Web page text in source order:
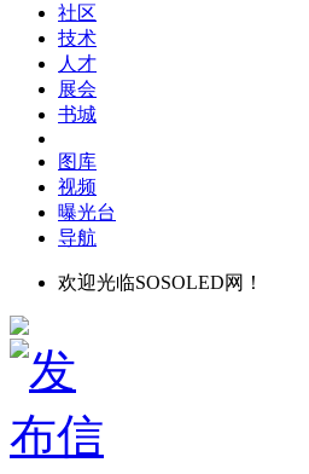
社区
技术
人才
展会
书城
图库
视频
曝光台
导航
欢迎光临SOSOLED网！